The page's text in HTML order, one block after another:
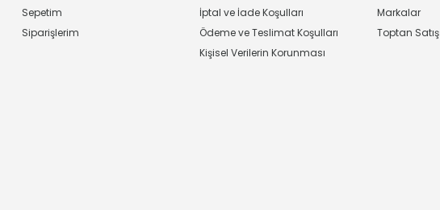
Sepetim
Siparişlerim
İptal ve İade Koşulları
Ödeme ve Teslimat Koşulları
Kişisel Verilerin Korunması
Markalar
Toptan Satış